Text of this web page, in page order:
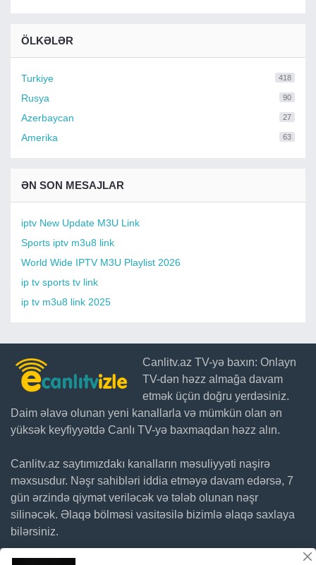
ÖLKƏLƏR
Turkiye 418
Rusya 90
Azerbaycan 27
Amerika 63
ƏN SON MESAJLAR
iptv New Update M3U Link
Sports iptv m3u8 link
World Wide IPTV M3U Playlist 2026
ip tv sports tv link
ip tv m3u8 link 2025
Canlitv.az TV-yə baxın: Onlayn
TV-dən həzz almağa davam
etmək üçün doğru yerdəsiniz.
Daim əlavə olunan yeni kanallarla və mümkün olan ən
yüksək keyfiyyətdə Canlı TV-yə baxmaqdan həzz alın.
Canlitv.az saytımızdakı kanalların məsuliyyəti naşirə
məxsusdur. Nəşr sahibləri iddia etməyə davam edərsə, 7
gün ərzində qiymət veriləcək və tələb olunan nəşr
silinəcək. Əlaqə bölməsi vasitəsilə bizimlə əlaqə saxlaya
bilərsiniz.